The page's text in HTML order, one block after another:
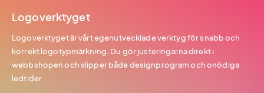
Logoverktyget
Logoverktyget är vårt egenutvecklade verktyg för snabb och
korrekt logotypmärkning. Du gör justeringarna direkt i
webbshopen och slipper både designprogram och onödiga
ledtider.